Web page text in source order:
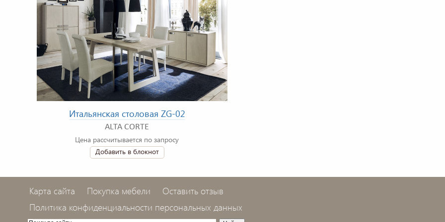
Итальянская столовая ZG-02
ALTA CORTE
Цена рассчитывается по запросу
Добавить в блокнот
Карта сайта Покупка мебели
Оставить отзыв
Политика конфиденциальности персональных данных